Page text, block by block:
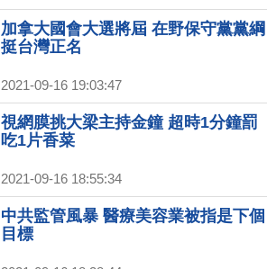
加拿大國會大選將屆 在野保守黨黨綱
挺台灣正名
2021-09-16 19:03:47
視網膜挑大梁主持金鐘 超時1分鐘罰
吃1片香菜
2021-09-16 18:55:34
中共監管風暴 醫療美容業被指是下個
目標